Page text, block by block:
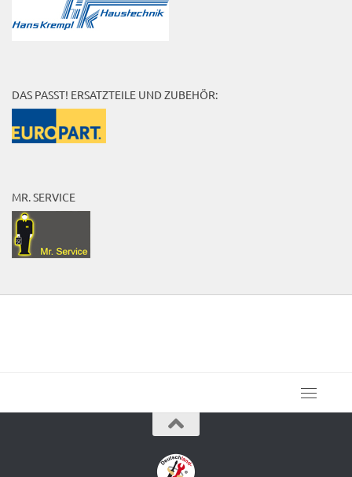
DAS PASST! ERSATZTEILE UND ZUBEHÖR:
MR. SERVICE